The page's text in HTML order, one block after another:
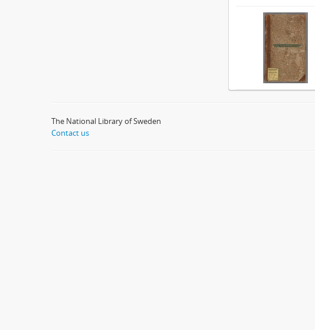
The National Library of Sweden
Contact us